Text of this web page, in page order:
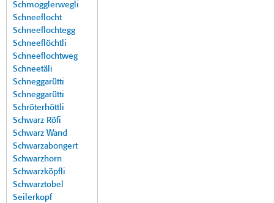
Schmogglerwegli
Schneeflocht
Schneeflochtegg
Schneeflöchtli
Schneeflochtweg
Schneetäli
Schneggarütti
Schneggarütti
Schröterhöttli
Schwarz Röfi
Schwarz Wand
Schwarzabongert
Schwarzhorn
Schwarzköpfli
Schwarztobel
Seilerkopf